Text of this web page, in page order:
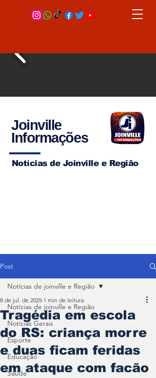
Joinville
Informações
Notícias de Joinville e Região
Post
Notícias de joinville e Região
Notícias Gerais
Esporte
Educação
Saúde
Notícias de joinville e Região
Tragédia em escola
do RS: criança morre
e duas ficam feridas
em ataque com facão
8 de jul. de 2025 1 min de leitura